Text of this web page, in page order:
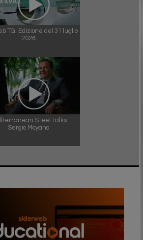
TG. Edizione del 31 luglio
2026
Steel Talks:
Sergio Moyano